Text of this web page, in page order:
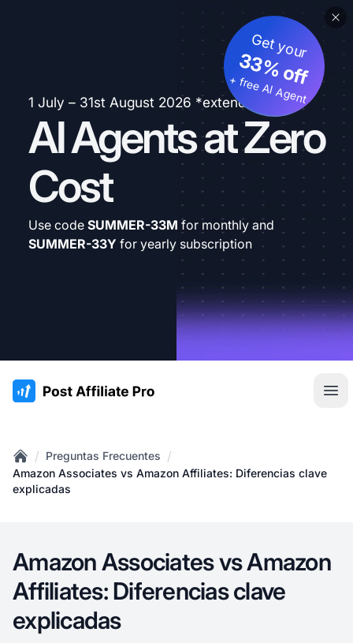
1 July – 31st August 2026 *extended
AI Agents at Zero
Cost
Get your
33% off
+ free AI Agent
Use code SUMMER-33M for monthly and
SUMMER-33Y for yearly subscription
:site.title
Home
/ Preguntas Frecuentes /
Amazon Associates vs Amazon Affiliates: Diferencias clave
explicadas
Amazon Associates vs Amazon
Affiliates: Diferencias clave
explicadas